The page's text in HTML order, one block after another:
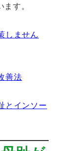
す。
しません
善法
とインソー